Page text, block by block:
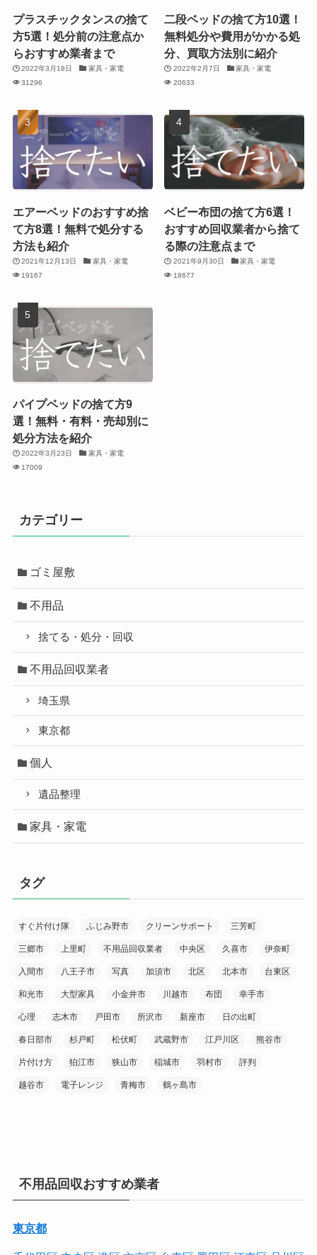
プラスチックタンスの捨て
方5選！処分前の注意点か
らおすすめ業者まで
2022年3月18日
家具・家電
31296
二段ベッドの捨て方10選！
無料処分や費用がかかる処
分、買取方法別に紹介
2022年2月7日
家具・家電
20633
エアーベッドのおすすめ捨
て方8選！無料で処分する
方法も紹介
2021年12月13日
家具・家電
19167
ベビー布団の捨て方6選！
おすすめ回収業者から捨て
る際の注意点まで
2021年9月30日
家具・家電
18677
パイプベッドの捨て方9
選！無料・有料・売却別に
処分方法を紹介
2022年3月23日
家具・家電
17009
カテゴリー
ゴミ屋敷
不用品
捨てる・処分・回収
不用品回収業者
埼玉県
東京都
個人
遺品整理
家具・家電
タグ
すぐ片付け隊 ふじみ野市 クリーンサポート 三芳町
三郷市 上里町 不用品回収業者 中央区 久喜市 伊奈町
入間市 八王子市 写真 加須市 北区 北本市 台東区
和光市 大型家具 小金井市 川越市 布団 幸手市
心理 志木市 戸田市 所沢市 新座市 日の出町
春日部市 杉戸町 松伏町 武蔵野市 江戸川区 熊谷市
片付け方 狛江市 狭山市 稲城市 羽村市 評判
越谷市 電子レンジ 青梅市 鶴ヶ島市
不用品回収おすすめ業者
東京都